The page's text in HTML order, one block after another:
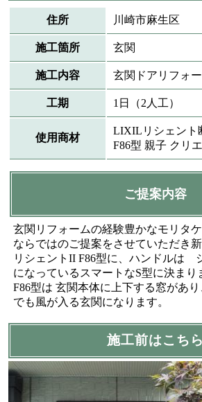
住所 川崎市麻生区
施工箇所 玄関
施工内容 玄関ドアリフォ
工期 1日（2人工）
使用商材
LIXILリシェント
F86型 親子 クリ
ご提案内容
玄関リフォームの経験豊かなモリタ
ならではのご提案をさせていただき
リシェントII F86型に、ハンドルは
になっているスマートなS型に決まり
F86型は 玄関本体に上下する窓があ
でも風が入る玄関になります。
施工前はこちら